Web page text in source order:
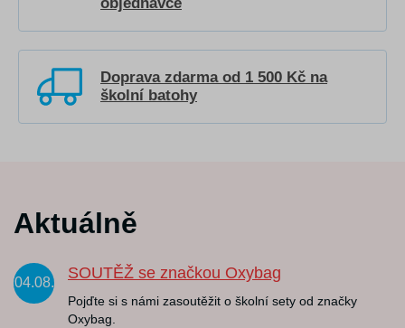
Doprava zdarma od 1 500 Kč na
školní batohy
Aktuálně
04.08.
SOUTĚŽ se značkou Oxybag
Pojďte si s námi zasoutěžit o školní sety od značky
Oxybag.